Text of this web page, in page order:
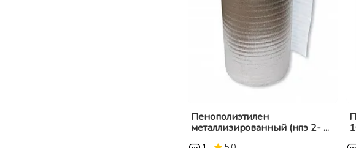
Пенополиэтилен
металлизированный (нпэ 2- ...